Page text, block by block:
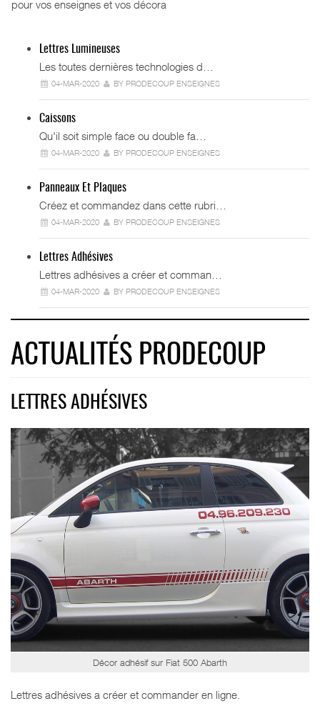
pour vos enseignes et vos décora
Lettres Lumineuses
Les toutes dernières technologies d…
04-MAR-2020 BY PRODECOUP ENSEIGNES
Caissons
Qu'il soit simple face ou double fa…
04-MAR-2020 BY PRODECOUP ENSEIGNES
Panneaux Et Plaques
Créez et commandez dans cette rubri…
04-MAR-2020 BY PRODECOUP ENSEIGNES
Lettres Adhésives
Lettres adhésives a créer et comman…
04-MAR-2020 BY PRODECOUP ENSEIGNES
ACTUALITÉS PRODECOUP
LETTRES ADHÉSIVES
Décor adhésif sur Fiat 500 Abarth
Lettres adhésives a créer et commander en ligne.